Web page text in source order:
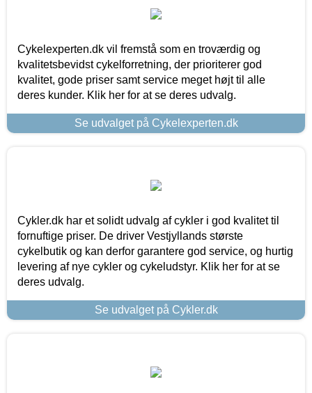
Cykelexperten.dk vil fremstå som en troværdig og
kvalitetsbevidst cykelforretning, der prioriterer god
kvalitet, gode priser samt service meget højt til alle
deres kunder. Klik her for at se deres udvalg.
Se udvalget på Cykelexperten.dk
Cykler.dk har et solidt udvalg af cykler i god kvalitet til
fornuftige priser. De driver Vestjyllands største
cykelbutik og kan derfor garantere god service, og hurtig
levering af nye cykler og cykeludstyr. Klik her for at se
deres udvalg.
Se udvalget på Cykler.dk